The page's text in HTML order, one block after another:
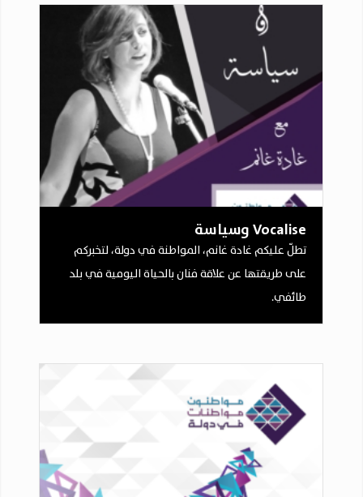
Vocalise وسياسة
تطلّ عليكم غادة غانم، المواطنة في دولة، لتخبركم
على طريقتها عن علاقة فنان بالحياة اليومية في بلد
طائفي.